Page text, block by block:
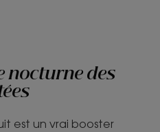
nocturne des
est un vrai booster